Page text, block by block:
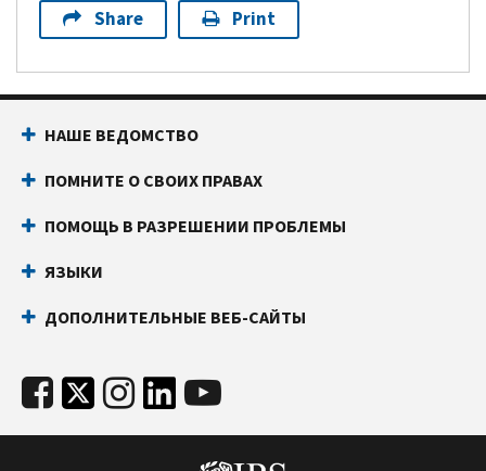
Share Print
НАШЕ ВЕДОМСТВО
ПОМНИТЕ О СВОИХ ПРАВАХ
ПОМОЩЬ В РАЗРЕШЕНИИ ПРОБЛЕМЫ
ЯЗЫКИ
ДОПОЛНИТЕЛЬНЫЕ ВЕБ-САЙТЫ